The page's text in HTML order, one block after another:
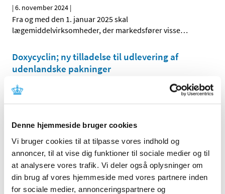
Denne hjemmeside bruger cookies
Vi bruger cookies til at tilpasse vores indhold og
annoncer, til at vise dig funktioner til sociale medier og til
at analysere vores trafik. Vi deler også oplysninger om
din brug af vores hjemmeside med vores partnere inden
for sociale medier, annonceringspartnere og
|6. november 2024 |
Fra og med den 1. januar 2025 skal
lægemiddelvirksomheder, der markedsfører visse…
Doxycyclin; ny tilladelse til udlevering af
udenlandske pakninger
5. november 2024
Lægemiddelstyrelsen har givet ny tilladelse til ordination
og udlevering af udenlandsk lægemiddel…
Ny digital formular til ansøgning om tilladelse
til destruktion af euforiserende stoffer
5. november 2024
1. december 2024 tages en ny digital formular til
ansøgning om tilladelse til destruktion af…